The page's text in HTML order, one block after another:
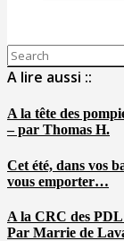
Search
for:
A lire aussi ::
A la tête des
– par Thomas H.
Cet été, dans vos
vous emporter…
A la CRC des
Par Marrie de